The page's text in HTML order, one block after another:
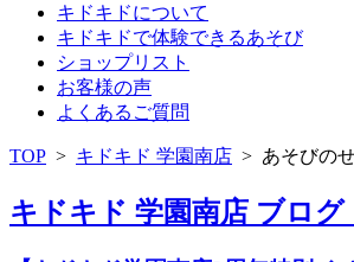
キドキドについて
キドキドで体験できるあそび
ショップリスト
お客様の声
よくあるご質問
TOP > キドキド 学園南店 > あそびの
キドキド 学園南店 ブログ